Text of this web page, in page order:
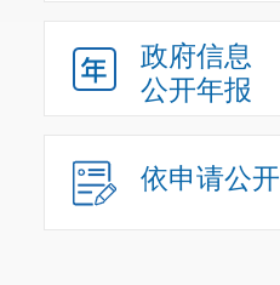
政府信息
公开年报
依申请公开